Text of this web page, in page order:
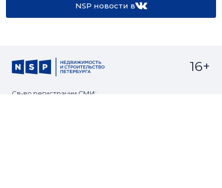
NSP новости в
Св-во регистрации СМИ:
16+